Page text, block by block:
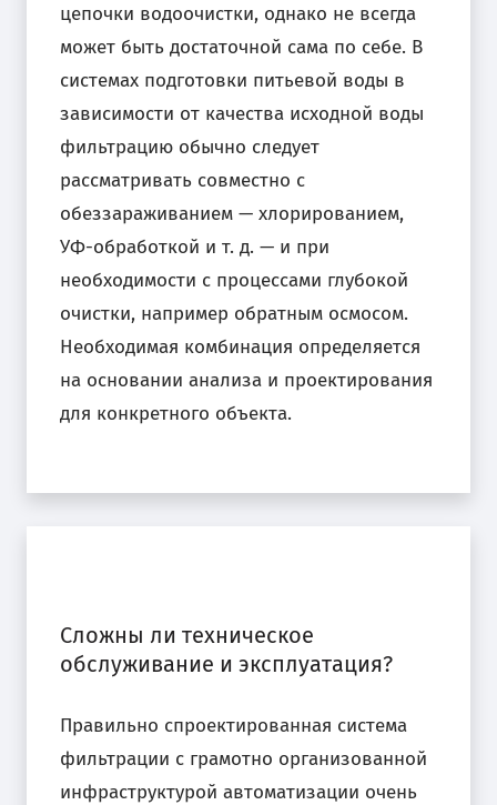
цепочки водоочистки, однако не всегда
может быть достаточной сама по себе. В
системах подготовки питьевой воды в
зависимости от качества исходной воды
фильтрацию обычно следует
рассматривать совместно с
обеззараживанием — хлорированием,
УФ-обработкой и т. д. — и при
необходимости с процессами глубокой
очистки, например обратным осмосом.
Необходимая комбинация определяется
на основании анализа и проектирования
для конкретного объекта.
Сложны ли техническое
обслуживание и эксплуатация?
Правильно спроектированная система
фильтрации с грамотно организованной
инфраструктурой автоматизации очень